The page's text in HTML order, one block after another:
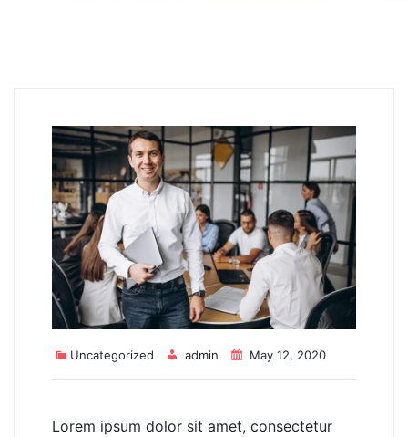
Uncategorized admin May 12, 2020
Lorem ipsum dolor sit amet, consectetur